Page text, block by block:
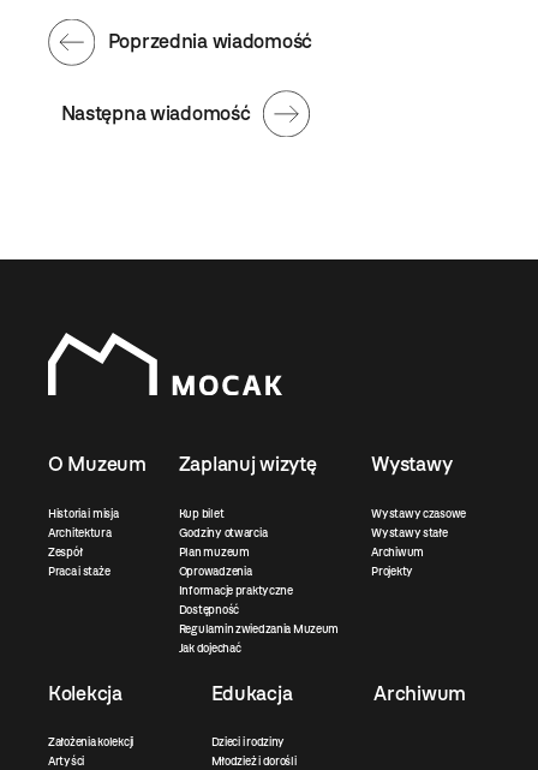
Następna wiadomość
Poprzednia wiadomość
O Muzeum
Historia i misja
Architektura
Zespół
Praca i staże
Zaplanuj wizytę
Kup bilet
Godziny otwarcia
Plan muzeum
Oprowadzenia
Informacje praktyczne
Dostępność
Regulamin zwiedzania Muzeum
Jak dojechać
Wystawy
Wystawy czasowe
Wystawy stałe
Archiwum
Projekty
Kolekcja
Założenia kolekcji
Artyści
Edukacja
Dzieci i rodziny
Młodzież i dorośli
Archiwum